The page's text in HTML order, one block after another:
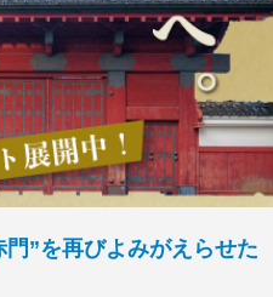
”を再びよみがえらせた